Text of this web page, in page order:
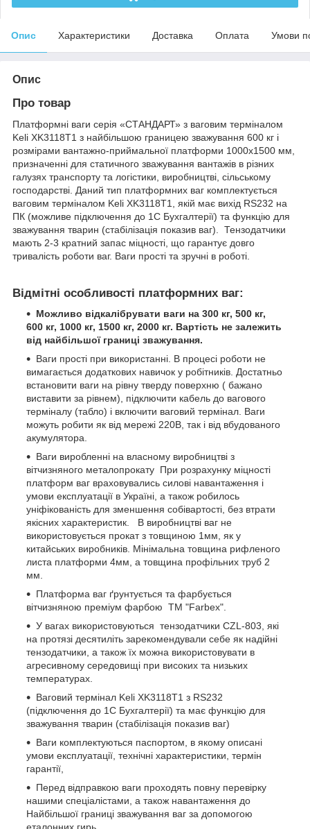
Опис Характеристики Доставка Оплата Умови
Опис
Про товар
Платформні ваги серія «СТАНДАРТ» з ваговим терміналом
Keli XK3118T1 з найбільшою границею зважування 600 кг і
розмірами вантажно-приймальної платформи 1000х1500 мм,
призначенні для статичного зважування вантажів в різних
галузях транспорту та логістики, виробництві, сільському
господарстві. Даний тип платформних ваг комплектується
ваговим терміналом Keli XK3118T1, якій має вихід RS232 на
ПК (можливе підключення до 1С Бухгалтерії) та функцію для
зважування тварин (стабілізація показив ваг). Тензодатчики
мають 2-3 кратний запас міцності, що гарантує довго
тривалість роботи ваг. Ваги прості та зручні в роботі.
Відмітні особливості платформних ваг:
Можливо відкалібрувати ваги на 300 кг, 500 кг,
600 кг, 1000 кг, 1500 кг, 2000 кг. Вартість не залежить
від найбільшої границі зважування.
Ваги прості при використанні. В процесі роботи не
вимагається додаткових навичок у робітників. Достатньо
встановити ваги на рівну тверду поверхню ( бажано
виставити за рівнем), підключити кабель до вагового
терміналу (табло) і включити ваговий термінал. Ваги
можуть робити як від мережі 220В, так і від вбудованого
акумулятора.
Ваги виробленні на власному виробництві з
вітчизняного металопрокату При розрахунку міцності
платформ ваг враховувались силові навантаження і
умови експлуатації в Україні, а також робилось
уніфікованість для зменшення собівартості, без втрати
якісних характеристик. В виробництві ваг не
використовується прокат з товщиною 1мм, як у
китайських виробників. Мінімальна товщина рифленого
листа платформи 4мм, а товщина профільних труб 2
мм.
Платформа ваг ґрунтується та фарбується
вітчизняною преміум фарбою ТМ "Farbex".
У вагах використовуються тензодатчики CZL-803, які
на протязі десятиліть зарекомендували себе як надійні
тензодатчики, а також їх можна використовувати в
агресивному середовищі при високих та низьких
температурах.
Ваговий термінал Keli XK3118T1 з RS232
(підключення до 1С Бухгалтерії) та має функцію для
зважування тварин (стабілізація показив ваг)
Ваги комплектуються паспортом, в якому описані
умови експлуатації, технічні характеристики, термін
гарантії,
Перед відправкою ваги проходять повну перевірку
нашими спеціалістами, а також навантаження до
Найбільшої границі зважування ваг за допомогою